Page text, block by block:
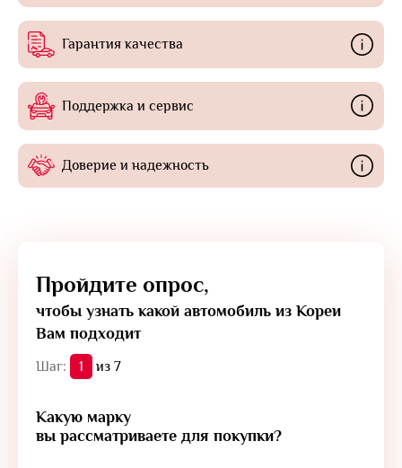
Гарантия качества
Поддержка и сервис
Доверие и надежность
Пройдите опрос,
чтобы узнать какой автомобиль из Кореи
Вам подходит
Шаг: 1 из 7
Какую марку
вы рассматриваете для покупки?